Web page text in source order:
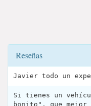
Reseñas
Javier todo un
Si tienes un
bonito", que